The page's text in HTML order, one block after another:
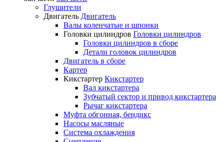
Глушители
Двигатель Двигатель
Валы коленчатые и шпонки
Головки цилиндров Головки цилиндров
Головки цилиндров в сборе
Детали головок цилиндров
Двигатель в сборе
Картер
Кикстартер Кикстартер
Вал кикстартера
Зубчатый сектор и привод кикстартера
Рычаг кикстартера
Муфта обгонная, бендикс
Насосы масляные
Система охлаждения